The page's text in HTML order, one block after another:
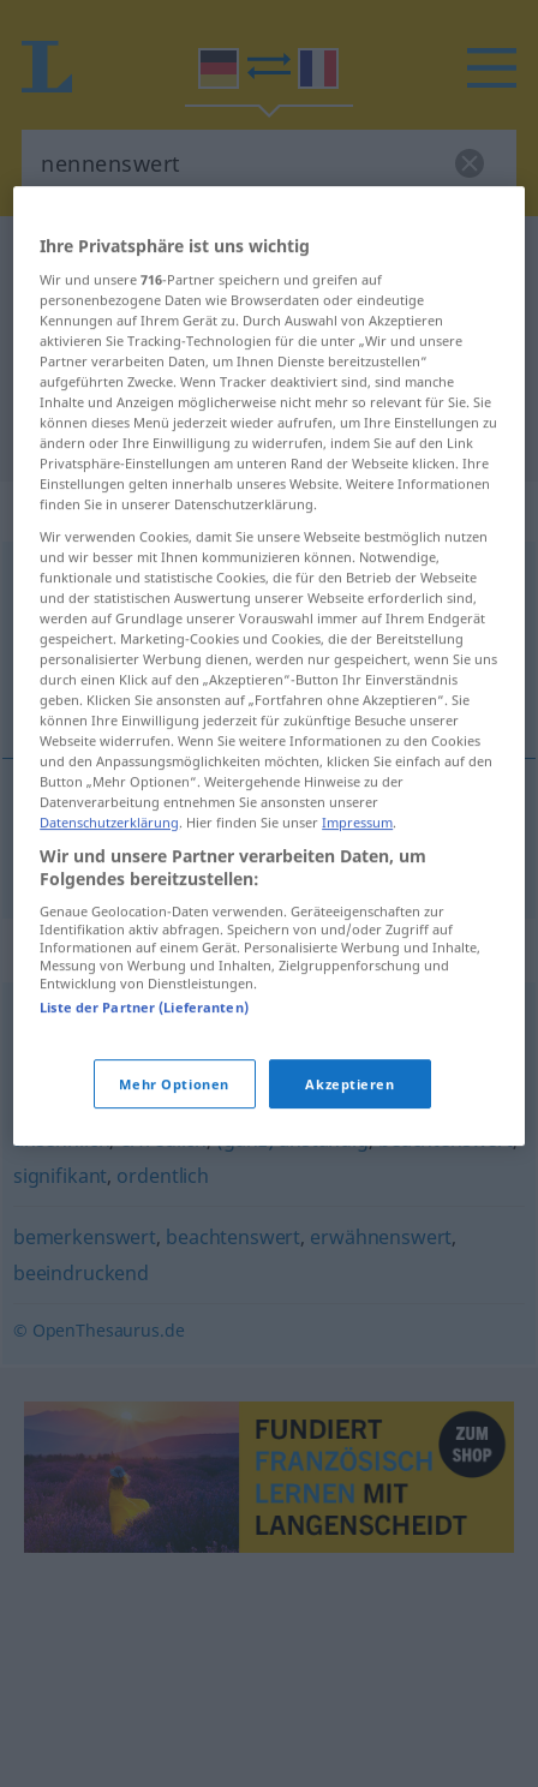
Deutsch-Französisch Wörterbuch
Deutsch-Französisch Übersetzung
für "nennenswert"
"nennenswert" Französisch
Übersetzung
„nennenswert“: Adjektiv
nennenswertadj
Übersicht aller Übersetzungen
(Für mehr Details die Übersetzung anklicken/antippen)
notable
notable nennenswert
Synonyme für "nennenswert"
Sümmchen) (ugs.),beachtlich,beträchtlich,achtbar
respektabel,anerkennenswert,erklecklich,stattlich
ansehnlich,erfreulich,(ganz) anständig,beachtenswert,
signifikant, ordentlich
bemerkenswert, beachtenswert, erwähnenswert,
beeindruckend
© OpenThesaurus.de
Ihre Privatsphäre ist uns wichtig
Wir und unsere716-Partner speichern und greifen auf
personenbezogene Daten wie Browserdaten oder eindeutige
Kennungen auf Ihrem Gerät zu. Durch Auswahl von Akzeptieren
aktivieren Sie Tracking-Technologien für die unter „Wir und unsere
Partner verarbeiten Daten, um Ihnen Dienste bereitzustellen“
aufgeführten Zwecke. Wenn Tracker deaktiviert sind, sind manche
Inhalte und Anzeigen möglicherweise nicht mehr so relevant für Sie. Sie
können dieses Menü jederzeit wieder aufrufen, um Ihre Einstellungen zu
ändern oder Ihre Einwilligung zu widerrufen, indem Sie auf den Link
Privatsphäre-Einstellungen am unteren Rand der Webseite klicken. Ihre
Einstellungen gelten innerhalb unseres Website. Weitere Informationen
finden Sie in unserer Datenschutzerklärung.
Wir verwenden Cookies, damit Sie unsere Webseite bestmöglich nutzen
und wir besser mit Ihnen kommunizieren können. Notwendige,
funktionale und statistische Cookies, die für den Betrieb der Webseite
und der statistischen Auswertung unserer Webseite erforderlich sind,
werden auf Grundlage unserer Vorauswahl immer auf Ihrem Endgerät
gespeichert. Marketing-Cookies und Cookies, die der Bereitstellung
personalisierter Werbung dienen, werden nur gespeichert, wenn Sie uns
durch einen Klick auf den „Akzeptieren“-Button Ihr Einverständnis
geben. Klicken Sie ansonsten auf „Fortfahren ohne Akzeptieren“. Sie
können Ihre Einwilligung jederzeit für zukünftige Besuche unserer
Webseite widerrufen. Wenn Sie weitere Informationen zu den Cookies
und den Anpassungsmöglichkeiten möchten, klicken Sie einfach auf den
Button „Mehr Optionen“. Weitergehende Hinweise zu der
Datenverarbeitung entnehmen Sie ansonsten unserer
Datenschutzerklärung. Hier finden Sie unserImpressum.
Wir und unsere Partner verarbeiten Daten, um
Folgendes bereitzustellen:
Genaue Geolocation-Daten verwenden. Geräteeigenschaften zur
Identifikation aktiv abfragen. Speichern von und/oder Zugriff auf
Informationen auf einem Gerät. Personalisierte Werbung und Inhalte,
Messung von Werbung und Inhalten, Zielgruppenforschung und
Entwicklung von Dienstleistungen.
Liste der Partner (Lieferanten)
Mehr Optionen Akzeptieren